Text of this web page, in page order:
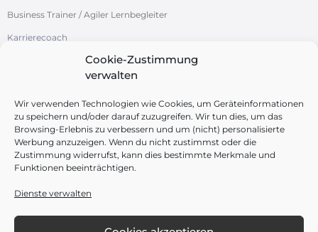
Cookie-Zustimmung
verwalten
Wir verwenden Technologien wie Cookies, um Geräteinformationen
zu speichern und/oder darauf zuzugreifen. Wir tun dies, um das
Browsing-Erlebnis zu verbessern und um (nicht) personalisierte
Werbung anzuzeigen. Wenn du nicht zustimmst oder die
Zustimmung widerrufst, kann dies bestimmte Merkmale und
Funktionen beeinträchtigen.
Dienste verwalten
Business Trainer / Agiler Lernbegleiter
Karrierecoach
Systemische Organisationsentwicklung
/ Change-Management